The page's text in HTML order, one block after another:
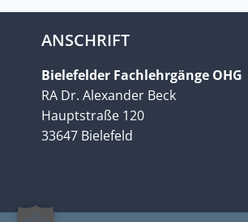
ANSCHRIFT
Bielefelder Fachlehrgänge OHG
RA Dr. Alexander Beck
Hauptstraße 120
33647 Bielefeld